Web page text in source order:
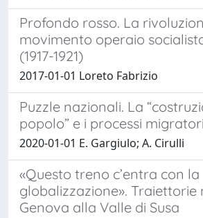
Profondo rosso. La
movimento operaio
(1917-1921)
2017-01-01 Loreto Fabrizio
Puzzle nazionali. La
popolo” e i processi migratori
2020-01-01 E. Gargiulo; A. Cirulli
«Questo treno c’entra con la
globalizzazione». Traiettorie
Genova alla Valle di Susa